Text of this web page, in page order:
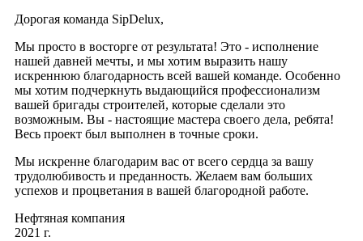
Дорогая команда SipDelux,
Мы просто в восторге от результата! Это - исполнение
нашей давней мечты, и мы хотим выразить нашу
искреннюю благодарность всей вашей команде. Особенно
мы хотим подчеркнуть выдающийся профессионализм
вашей бригады строителей, которые сделали это
возможным. Вы - настоящие мастера своего дела, ребята!
Весь проект был выполнен в точные сроки.
Мы искренне благодарим вас от всего сердца за вашу
трудолюбивость и преданность. Желаем вам больших
успехов и процветания в вашей благородной работе.
Нефтяная компания
2021 г.